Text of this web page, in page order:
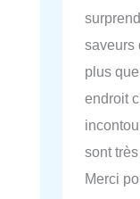
saveurs
plus
endroit
sont
Merci